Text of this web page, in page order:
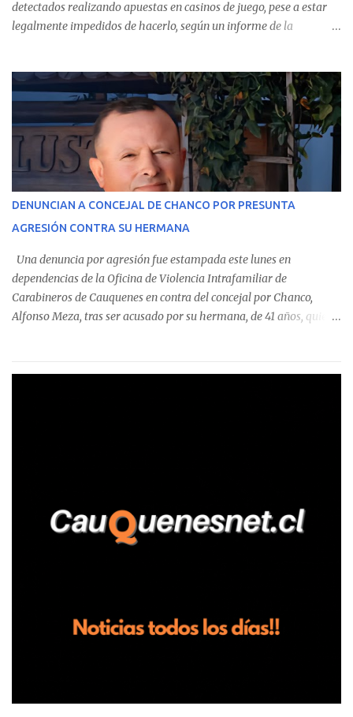
detectados realizando apuestas en casinos de juego, pese a estar
legalmente impedidos de hacerlo, según un informe de la
estableció que estos funcionarios —quienes administran o
custodian fondos públicos— efectuaron transacciones por un
monto total de $116.075.918 entre enero de 2024 y junio de 2025.
En el detalle regional, se indica que en la comuna de Cauquenes se
identificó a cuatro funcionarios involucrados en este tipo de
operaciones. Asimismo, se precisa que uno de los casos
corresponde a un funcionario de la Municipalidad de Chanco,
detectaron incumplimientos a la normativa vigente. El informe
precisa que la mayor cantidad de dinero apostado se registró en
Talca, donde...
DENUNCIAN A CONCEJAL DE CHANCO POR PRESUNTA
AGRESIÓN CONTRA SU HERMANA
Una denuncia por agresión fue estampada este lunes en
dependencias de la Oficina de Violencia Intrafamiliar de
Carabineros de Cauquenes en contra del concejal por Chanco,
Alfonso Meza, tras ser acusado por su hermana, de 41 años, quien
relató que los hechos ocurrieron cerca de las 11:30 horas en el
trabajadores, el edil descendió del vehículo y, en medio de la
confrontación, la habría tomado de los hombros, empujado al
suelo y agredido con golpes de pies y manos, mientr...